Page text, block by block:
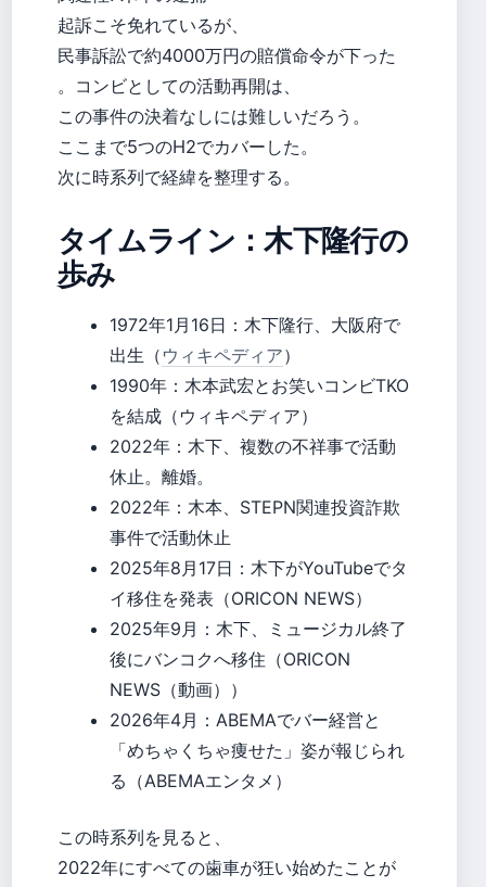
起訴こそ免れているが、
民事訴訟で約4000万円の賠償命令が下った
。コンビとしての活動再開は、
この事件の決着なしには難しいだろう。
ここまで5つのH2でカバーした。
次に時系列で経緯を整理する。
タイムライン：木下隆行の
歩み
1972年1月16日 ：木下隆行、大阪府で
出生（ ウィキペディア）
1990年：木本武宏とお笑いコンビTKO
を結成（ウィキペディア）
2022年：木下、複数の不祥事で活動
休止。離婚。
2022年：木本、STEPN関連投資詐欺
事件で活動休止
2025年8月17日：木下がYouTubeでタ
イ移住を発表（ORICON NEWS）
2025年9月：木下、ミュージカル終了
後にバンコクへ移住（ORICON
NEWS（動画））
2026年4月：ABEMAでバー経営と
「めちゃくちゃ痩せた」姿が報じられ
る（ABEMAエンタメ）
この時系列を見ると、
2022年にすべての歯車が狂い始めたことが